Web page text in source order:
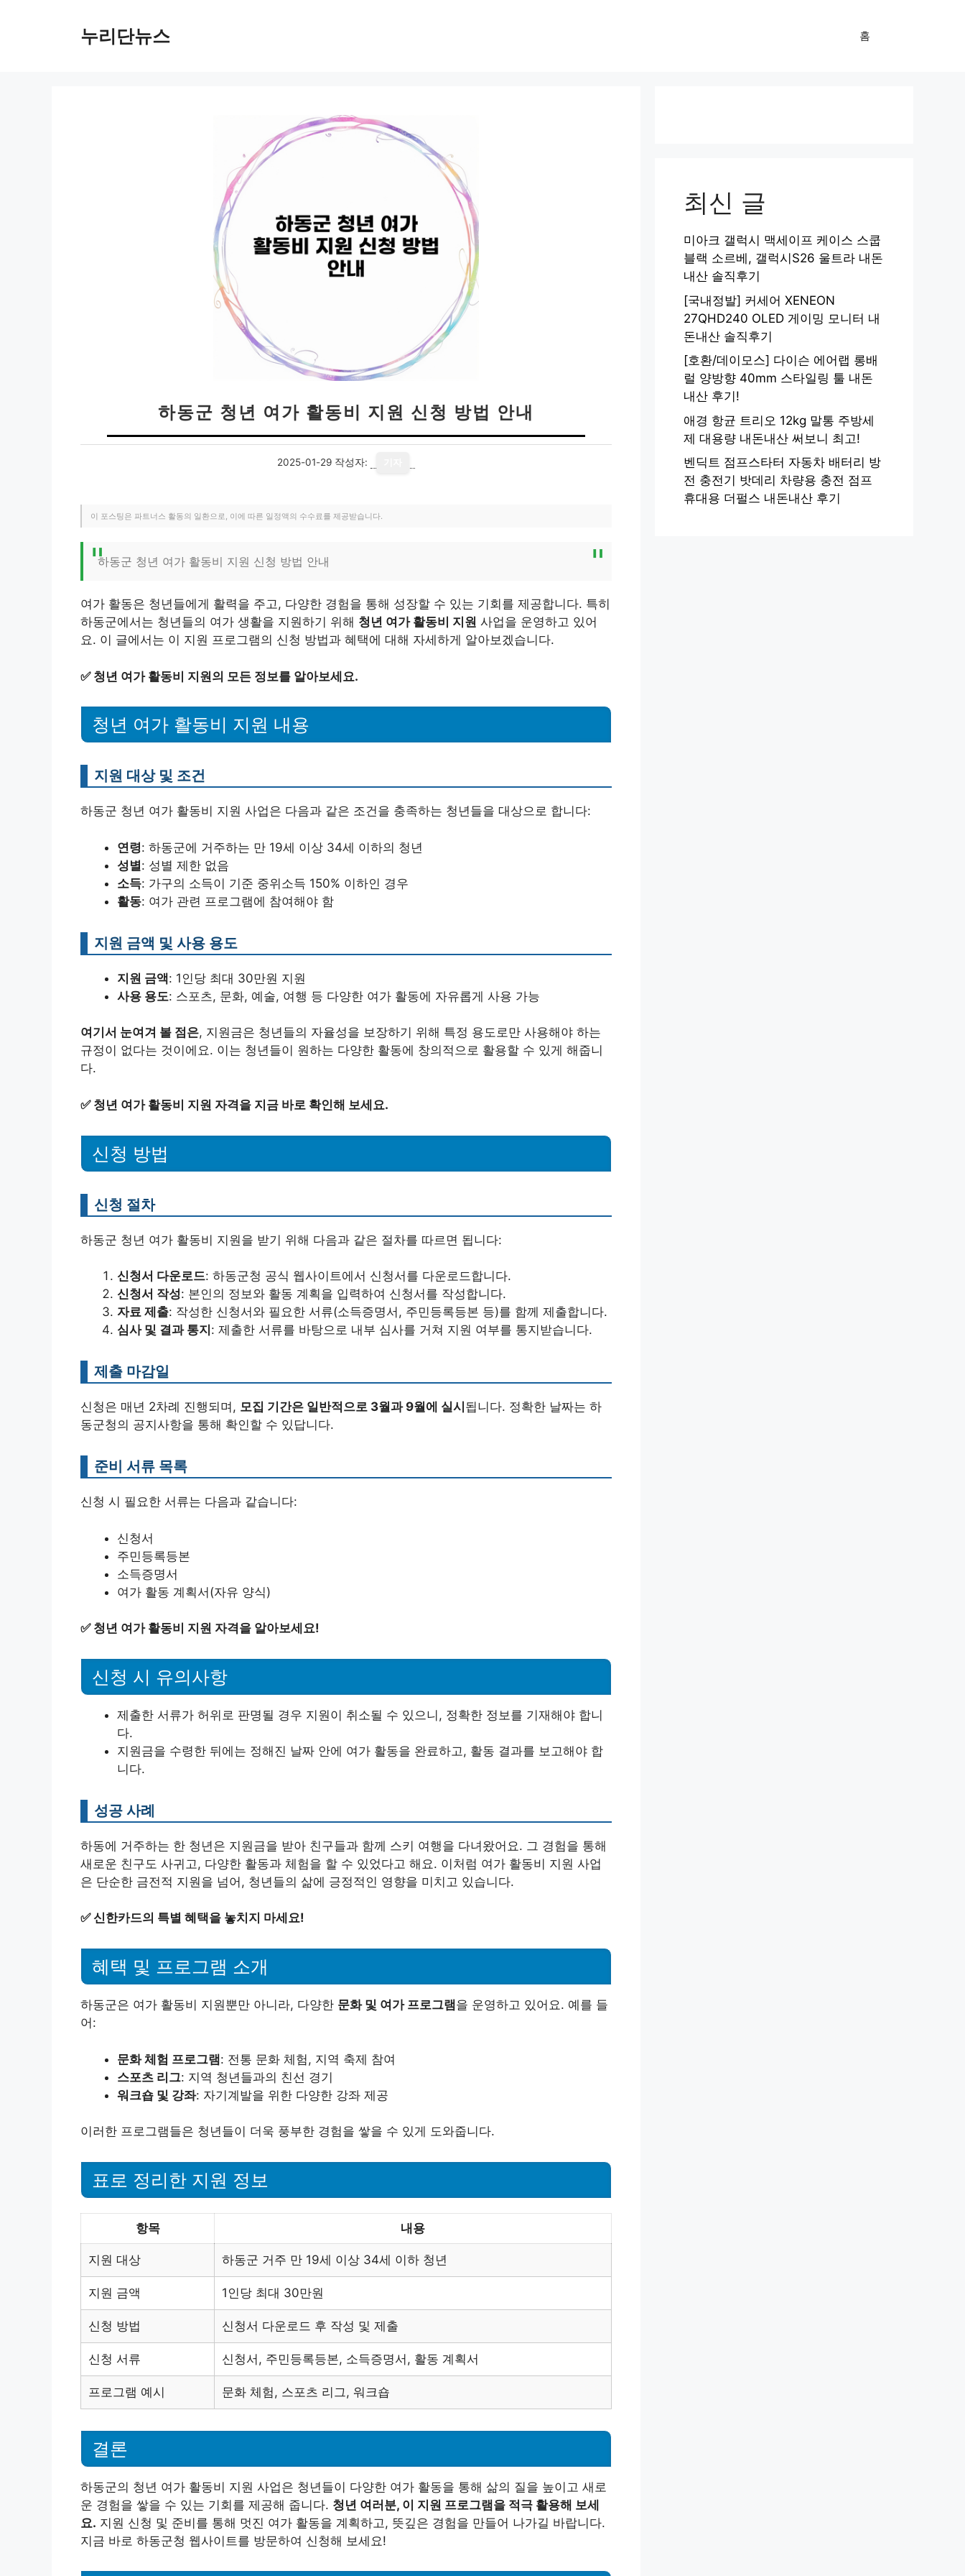
누리단뉴스 홈
하동군 청년 여가 활동비 지원 신청 방법 안내
2025-01-29 작성자:
이 포스팅은 파트너스 활동의 일환으로, 이에 따른 일정액의 수수료를 제공받습니다.
하동군 청년 여가 활동비 지원 신청 방법 안내
여가 활동은 청년들에게 활력을 주고, 다양한 경험을 통해 성장할 수 있는 기회를 제공합니다. 특히
하동군에서는 청년들의 여가 생활을 지원하기 위해 청년 여가 활동비 지원 사업을 운영하고 있어
요. 이 글에서는 이 지원 프로그램의 신청 방법과 혜택에 대해 자세하게 알아보겠습니다.
✅ 청년 여가 활동비 지원의 모든 정보를 알아보세요.
청년 여가 활동비 지원 내용
지원 대상 및 조건
하동군 청년 여가 활동비 지원 사업은 다음과 같은 조건을 충족하는 청년들을 대상으로 합니다:
연령: 하동군에 거주하는 만 19세 이상 34세 이하의 청년
성별: 성별 제한 없음
소득: 가구의 소득이 기준 중위소득 150% 이하인 경우
활동: 여가 관련 프로그램에 참여해야 함
지원 금액 및 사용 용도
지원 금액: 1인당 최대 30만원 지원
사용 용도: 스포츠, 문화, 예술, 여행 등 다양한 여가 활동에 자유롭게 사용 가능
여기서 눈여겨 볼 점은, 지원금은 청년들의 자율성을 보장하기 위해 특정 용도로만 사용해야 하는
규정이 없다는 것이에요. 이는 청년들이 원하는 다양한 활동에 창의적으로 활용할 수 있게 해줍니
다.
✅ 청년 여가 활동비 지원 자격을 지금 바로 확인해 보세요.
신청 방법
신청 절차
하동군 청년 여가 활동비 지원을 받기 위해 다음과 같은 절차를 따르면 됩니다:
신청서 다운로드: 하동군청 공식 웹사이트에서 신청서를 다운로드합니다.
신청서 작성: 본인의 정보와 활동 계획을 입력하여 신청서를 작성합니다.
자료 제출: 작성한 신청서와 필요한 서류(소득증명서, 주민등록등본 등)를 함께 제출합니다.
심사 및 결과 통지 : 제출한 서류를 바탕으로 내부 심사를 거쳐 지원 여부를 통지받습니다.
제출 마감일
신청은 매년 2차례 진행되며, 모집 기간은 일반적으로 3월과 9월에 실시 됩니다. 정확한 날짜는 하
동군청의 공지사항을 통해 확인할 수 있답니다.
준비 서류 목록
신청 시 필요한 서류는 다음과 같습니다:
신청서
주민등록등본
소득증명서
여가 활동 계획서(자유 양식)
✅ 청년 여가 활동비 지원 자격을 알아보세요!
신청 시 유의사항
제출한 서류가 허위로 판명될 경우 지원이 취소될 수 있으니, 정확한 정보를 기재해야 합니
다.
지원금을 수령한 뒤에는 정해진 날짜 안에 여가 활동을 완료하고, 활동 결과를 보고해야 합
니다.
성공 사례
하동에 거주하는 한 청년은 지원금을 받아 친구들과 함께 스키 여행을 다녀왔어요. 그 경험을 통해
새로운 친구도 사귀고, 다양한 활동과 체험을 할 수 있었다고 해요. 이처럼 여가 활동비 지원 사업
은 단순한 금전적 지원을 넘어, 청년들의 삶에 긍정적인 영향을 미치고 있습니다.
✅신한카드의 특별 혜택을 놓치지 마세요!
혜택 및 프로그램 소개
하동군은 여가 활동비 지원뿐만 아니라, 다양한 문화 및 여가 프로그램을 운영하고 있어요. 예를 들
어:
문화 체험 프로그램: 전통 문화 체험, 지역 축제 참여
스포츠 리그: 지역 청년들과의 친선 경기
워크숍 및 강좌: 자기계발을 위한 다양한 강좌 제공
이러한 프로그램들은 청년들이 더욱 풍부한 경험을 쌓을 수 있게 도와줍니다.
표로 정리한 지원 정보
항목 내용
지원 대상 하동군 거주 만 19세 이상 34세 이하 청년
지원 금액 1인당 최대 30만원
신청 방법 신청서 다운로드 후 작성 및 제출
신청 서류 신청서, 주민등록등본, 소득증명서, 활동 계획서
프로그램 예시 문화 체험, 스포츠 리그, 워크숍
결론
하동군의 청년 여가 활동비 지원 사업은 청년들이 다양한 여가 활동을 통해 삶의 질을 높이고 새로
운 경험을 쌓을 수 있는 기회를 제공해 줍니다. 청년 여러분, 이 지원 프로그램을 적극 활용해 보세
요. 지원 신청 및 준비를 통해 멋진 여가 활동을 계획하고, 뜻깊은 경험을 만들어 나가길 바랍니다.
지금 바로 하동군청 웹사이트를 방문하여 신청해 보세요!
최신 글
미아크 갤럭시 맥세이프 케이스 스쿱
블랙 소르베, 갤럭시S26 울트라 내돈
내산 솔직후기
[국내정발] 커세어 XENEON
27QHD240 OLED 게이밍 모니터 내
돈내산 솔직후기
[호환/데이모스] 다이슨 에어랩 롱배
럴 양방향 40mm 스타일링 툴 내돈
내산 후기!
애경 항균 트리오 12kg 말통 주방세
제 대용량 내돈내산 써보니 최고!
벤딕트 점프스타터 자동차 배터리 방
전 충전기 밧데리 차량용 충전 점프
휴대용 더펄스 내돈내산 후기